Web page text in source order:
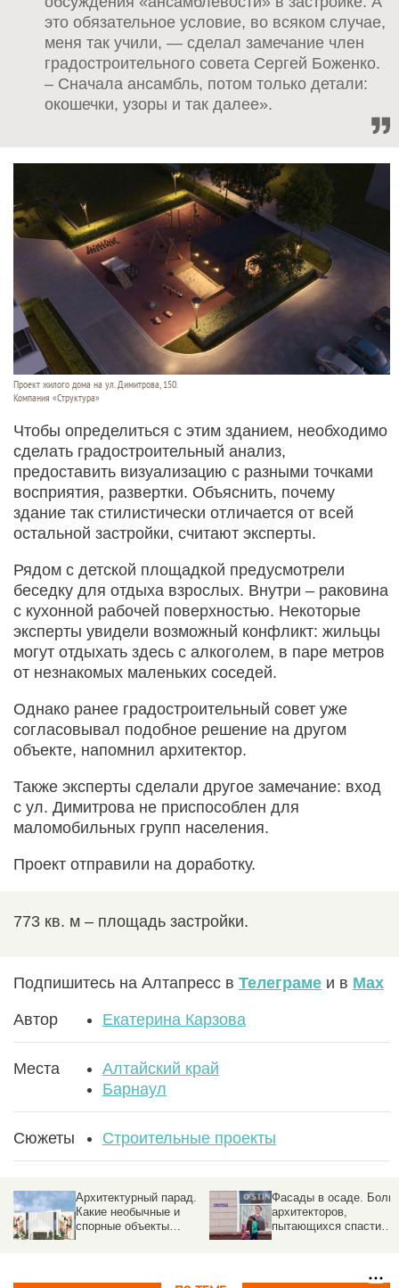
это обязательное условие, во всяком случае,
меня так учили, — сделал замечание член
градостроительного совета Сергей Боженко.
– Сначала ансамбль, потом только детали:
окошечки, узоры и так далее».
Проект жилого дома на ул. Димитрова, 150.
Компания «Структура»
Чтобы определиться с этим зданием, необходимо
сделать градостроительный анализ,
предоставить визуализацию с разными точками
восприятия, развертки. Объяснить, почему
здание так стилистически отличается от всей
остальной застройки, считают эксперты.
Рядом с детской площадкой предусмотрели
беседку для отдыха взрослых. Внутри – раковина
с кухонной рабочей поверхностью. Некоторые
эксперты увидели возможный конфликт: жильцы
могут отдыхать здесь с алкоголем, в паре метров
от незнакомых маленьких соседей.
Однако ранее градостроительный совет уже
согласовывал подобное решение на другом
объекте, напомнил архитектор.
Также эксперты сделали другое замечание: вход
с ул. Димитрова не приспособлен для
маломобильных групп населения.
Проект отправили на доработку.
773 кв. м – площадь застройки.
Подпишитесь на Алтапресс в Телеграме и в Max
Автор Екатерина Карзова
Места
Алтайский край
Барнаул
Сюжеты Строительные проекты
Архитектурный парад.
Какие необычные и
спорные объекты
Фасады в осаде. Боли
архитекторов,
пытающихся спасти